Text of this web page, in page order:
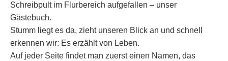
Schreibpult im Flurbereich aufgefallen – unser
Gästebuch.
Stumm liegt es da, zieht unseren Blick an und schnell
erkennen wir: Es erzählt von Leben.
Auf jeder Seite findet man zuerst einen Namen, das